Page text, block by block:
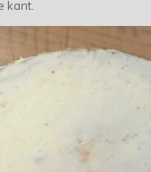
kant.